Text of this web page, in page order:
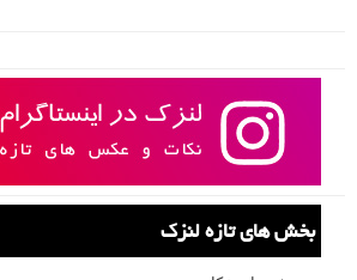
بخش های تازه لنزک